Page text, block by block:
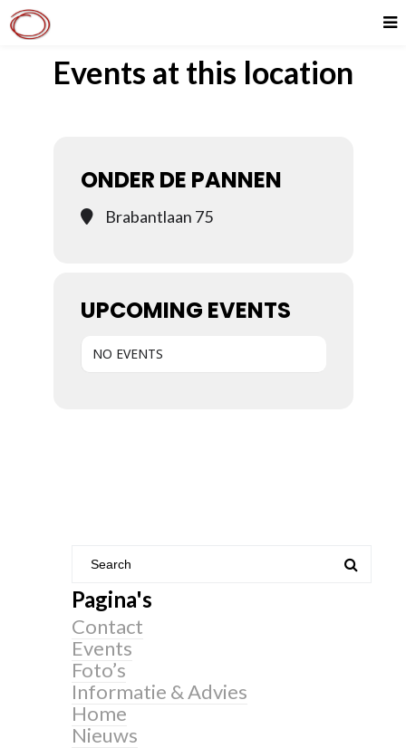
Events at this location
ONDER DE PANNEN
Brabantlaan 75
UPCOMING EVENTS
NO EVENTS
Pagina's
Contact
Events
Foto’s
Informatie & Advies
Home
Nieuws